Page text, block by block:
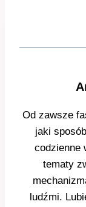
Od zawsze
jaki
codzienne
tematy
ludźmi.